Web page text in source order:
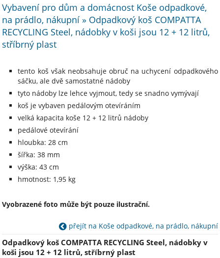
Vybavení pro dům a domácnost Koše odpadkové,
na prádlo, nákupní » Odpadkový koš COMPATTA
RECYCLING Steel, nádobky v koši jsou 12 + 12 litrů,
stříbrný plast
tento koš však neobsahuje obruč na uchycení odpadkového
sáčku, ale dvě samostatné nádoby
tyto nádoby lze lehce vyjmout, tedy se snadno vymývají
koš je vybaven pedálovým otevíráním
velká kapacita koše 12 + 12 litrů nádoby
pedálové otevírání
hloubka: 28 cm
šířka: 38 mm
výška: 43 cm
hmotnost: 1,95 kg
Vyobrazené foto může být pouze ilustrační.
přejít na Koše odpadkové, na prádlo, nákupní
Odpadkový koš COMPATTA RECYCLING Steel, nádobky v
koši jsou 12 + 12 litrů, stříbrný plast